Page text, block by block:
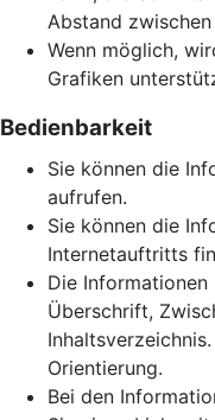
Abstand
Wenn möglich,
Grafiken
Bedienbarkeit
Sie können die
aufrufen.
Sie können die
Internetauftritts
Die Informationen
Überschrift,
Orientierung.
Bei den